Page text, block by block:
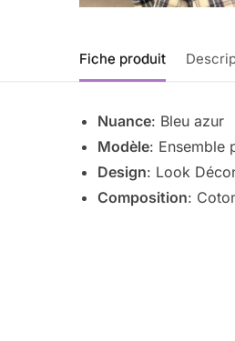
Fiche produit
Nuance: Bleu azur
Modèle: Ensemble
Design: Look
Composition: